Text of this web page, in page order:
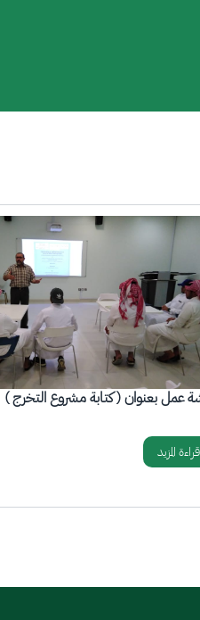
تدريبية بعنوان ( التعريف ببوابة طاقات)
قراءة المزيد